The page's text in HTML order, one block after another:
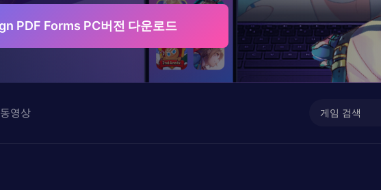
PDF Forms PC버전 다운로드
동영상